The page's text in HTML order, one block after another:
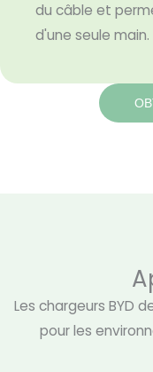
du câble et
d'une seule main.
Les chargeurs BYD
pour les